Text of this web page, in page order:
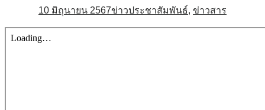
10 มิถุนายน 2567ข่าวประชาสัมพันธ์, ข่าวสาร